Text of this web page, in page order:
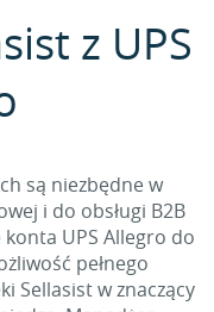
z UPS
są niezbędne w
i do obsługi B2B
UPS Allegro do
pełnego
Sellasist w znaczący